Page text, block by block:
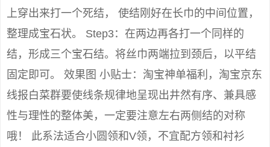
上穿出来打一个死结， 使结刚好在长巾的中间位置，
整理成宝石状。 Step3：在两边再各打一个同样的
结，形成三个宝石结。将丝巾两端拉到颈后，以平结
固定即可。 效果图 小贴士：淘宝神单福利，淘宝京东
线报白菜群要使线条规律地呈现出井然有序、兼具感
性与理性的整体美，一定要注意左右两侧结的对称
哦！ 此系法适合小圆领和V领，不宜配方领和衬衫